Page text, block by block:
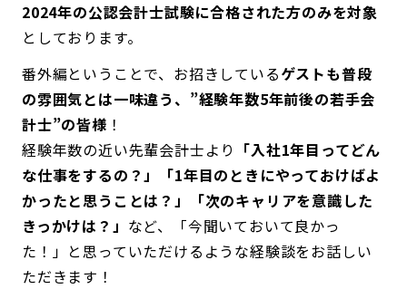
2024年の公認会計士試験に合格された方のみを対象
としております。
番外編ということで、お招きしているゲストも普段
の雰囲気とは一味違う、”経験年数5年前後の若手会
計士”の皆様 ！
経験年数の近い先輩会計士より 「入社1年目ってどん
な仕事をするの？」「1年目のときにやっておけばよ
かったと思うことは？」「次のキャリアを意識した
きっかけは？」 など、「今聞いておいて良かっ
た！」と思っていただけるような経験談をお話しい
ただきます！